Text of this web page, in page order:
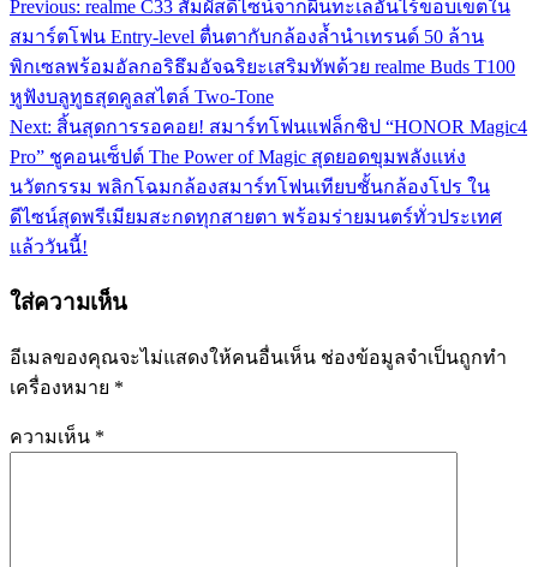
แนะแนว
เรื่อง
Previous: realme C33 สัมผัสดีไซน์จากผืนทะเลอันไร้ขอบเขตใน
สมาร์ตโฟน Entry-level ตื่นตากับกล้องล้ำนำเทรนด์ 50 ล้าน
พิกเซลพร้อมอัลกอริธึมอัจฉริยะเสริมทัพด้วย realme Buds T100
หูฟังบลูทูธสุดคูลสไตล์ Two-Tone
Next: สิ้นสุดการรอคอย! สมาร์ทโฟนแฟล็กชิป “HONOR Magic4
Pro” ชูคอนเซ็ปต์ The Power of Magic สุดยอดขุมพลังแห่ง
นวัตกรรม พลิกโฉมกล้องสมาร์ทโฟนเทียบชั้นกล้องโปร ใน
ดีไซน์สุดพรีเมียมสะกดทุกสายตา พร้อมร่ายมนตร์ทั่วประเทศ
แล้ววันนี้!
ใส่ความเห็น
อีเมลของคุณจะไม่แสดงให้คนอื่นเห็น ช่องข้อมูลจำเป็นถูกทำ
เครื่องหมาย *
ความเห็น *